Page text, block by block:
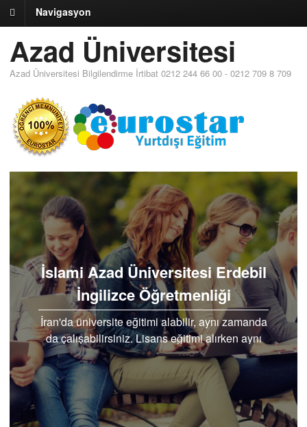
Navigasyon
Azad Üniversitesi
Azad Üniversitesi Bilgilendirme İrtibat 0212 244 66 00 - 0212 709 8 709
İslami Azad Üniversitesi Erdebil
İngilizce Öğretmenliği
İran'da üniversite eğitimi alabilir, aynı zamanda
da çalışabilirsiniz. Lisans eğitimi alırken aynı
zamanda çalışma hayatına da devam etmek
isteyen...